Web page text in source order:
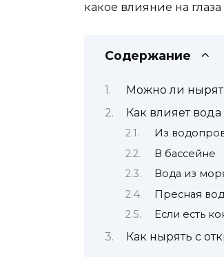
какое влияние на
Содержание
Можно ли
Как влияет вода
Из
В бассейне
Вода из
Пресная
Если есть
Как нырять с